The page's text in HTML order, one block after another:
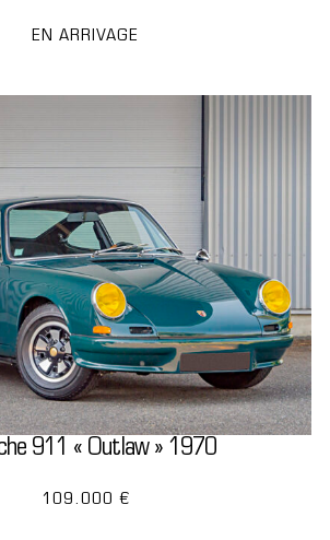
EN ARRIVAGE
911 « Outlaw » 1970
109.000 €